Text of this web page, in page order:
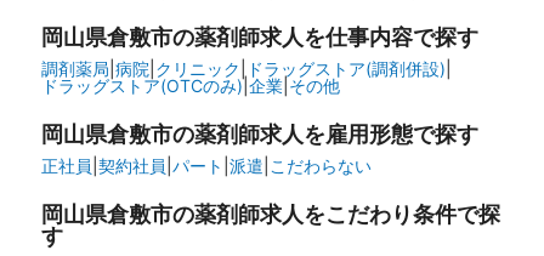
岡山県倉敷市の薬剤師求人を仕事内容で探す
調剤薬局 病院 クリニック ドラッグストア(調剤併設)
ドラッグストア(OTCのみ)| 企業| その他
岡山県倉敷市の薬剤師求人を雇用形態で探す
正社員 契約社員 パート 派遣 こだわらない
岡山県倉敷市の薬剤師求人をこだわり条件で探
す